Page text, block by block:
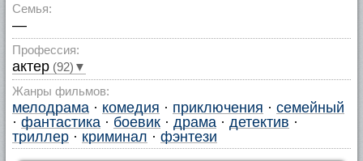
Семья:
—
Профессия:
актер (92)▼
Жанры фильмов:
мелодрама · комедия · приключения · семейный
· фантастика · боевик · драма · детектив ·
триллер · криминал · фэнтези